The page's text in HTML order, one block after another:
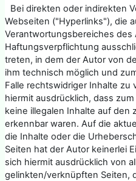
Bei direkten oder indirekten
Webseiten ("Hyperlinks"), die
Verantwortungsbereiches des
Haftungsverpflichtung
treten, in dem der Autor von
ihm technisch möglich und
Falle rechtswidriger Inhalte
hiermit ausdrücklich, dass
keine illegalen Inhalte auf den
erkennbar waren. Auf die
die Inhalte oder die
Seiten hat der Autor keinerlei
sich hiermit ausdrücklich von
gelinkten/verknüpften Seiten,